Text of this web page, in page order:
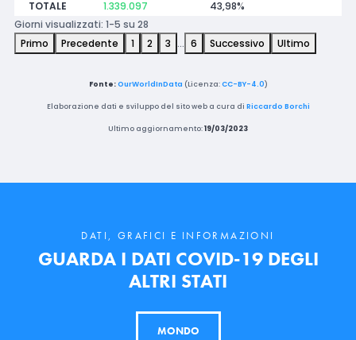
TOTALE 1.339.097
43,98%
Giorni visualizzati: 1-5 su 28
Primo
Precedente 1 2 3 … 6 Successivo Ultimo
Fonte: OurWorldInData (Licenza:CC-BY-4.0)
Elaborazione dati e sviluppo del sito web a cura di Riccardo Borchi
Ultimo aggiornamento:19/03/2023
DATI, GRAFICI E INFORMAZIONI
GUARDA I DATI COVID-19 DEGLI
ALTRI STATI
MONDO